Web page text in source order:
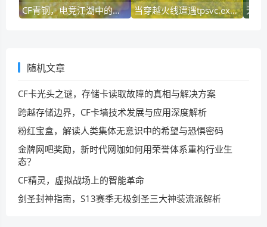
CF青钢，电竞江湖中的锋芒与哲学 当穿越火线遭遇tpsvc.exe丢失，一场技术与玩家的博弈
随机文章
CF卡光头之谜，存储卡读取故障的真相与解决方案
跨越存储边界，CF卡墙技术发展与应用深度解析
粉红宝盒，解读人类集体无意识中的希望与恐惧密码
金牌网吧奖励，新时代网咖如何用荣誉体系重构行业生
态？
CF精灵，虚拟战场上的智能革命
剑圣封神指南，S13赛季无极剑圣三大神装流派解析